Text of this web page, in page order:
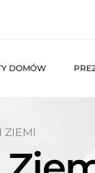
DOMÓW
ZIEMI